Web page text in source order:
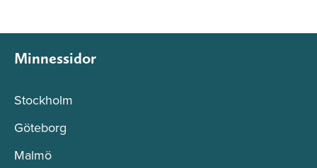
Minnessidor
Stockholm
Göteborg
Malmö